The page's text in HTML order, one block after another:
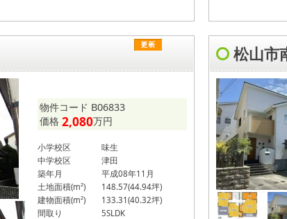
物件コード B06833
価格 2,080万円
小学校区
味生
中学校区
津田
築年月
平成08年11月
土地面積(m²)
148.57(44.94坪)
建物面積(m²)
133.31(40.32坪)
間取り
5SLDK
松山市